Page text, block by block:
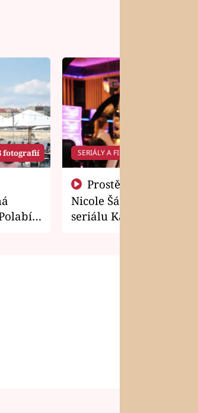
fotografií SERIÁLY A FILMY
Nicole Šáchová získala
seriálu Kamarádi